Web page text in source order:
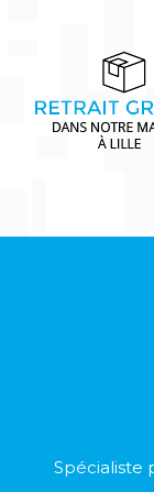
Spécialiste